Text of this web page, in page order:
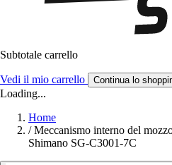
Subtotale carrello
Vedi il mio carrello Continua lo
Loading...
Home
/ Meccanismo interno del
Shimano SG-C3001-7C